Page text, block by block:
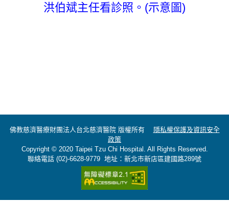
洪伯斌主任看診照。(示意圖)
佛教慈濟醫療財團法人台北慈濟醫院 版權所有 隱私權保護及資訊安全
政策
Copyright © 2020 Taipei Tzu Chi Hospital. All Rights Reserved.
聯絡電話 (02)-6628-9779 地址：新北市新店區建國路289號